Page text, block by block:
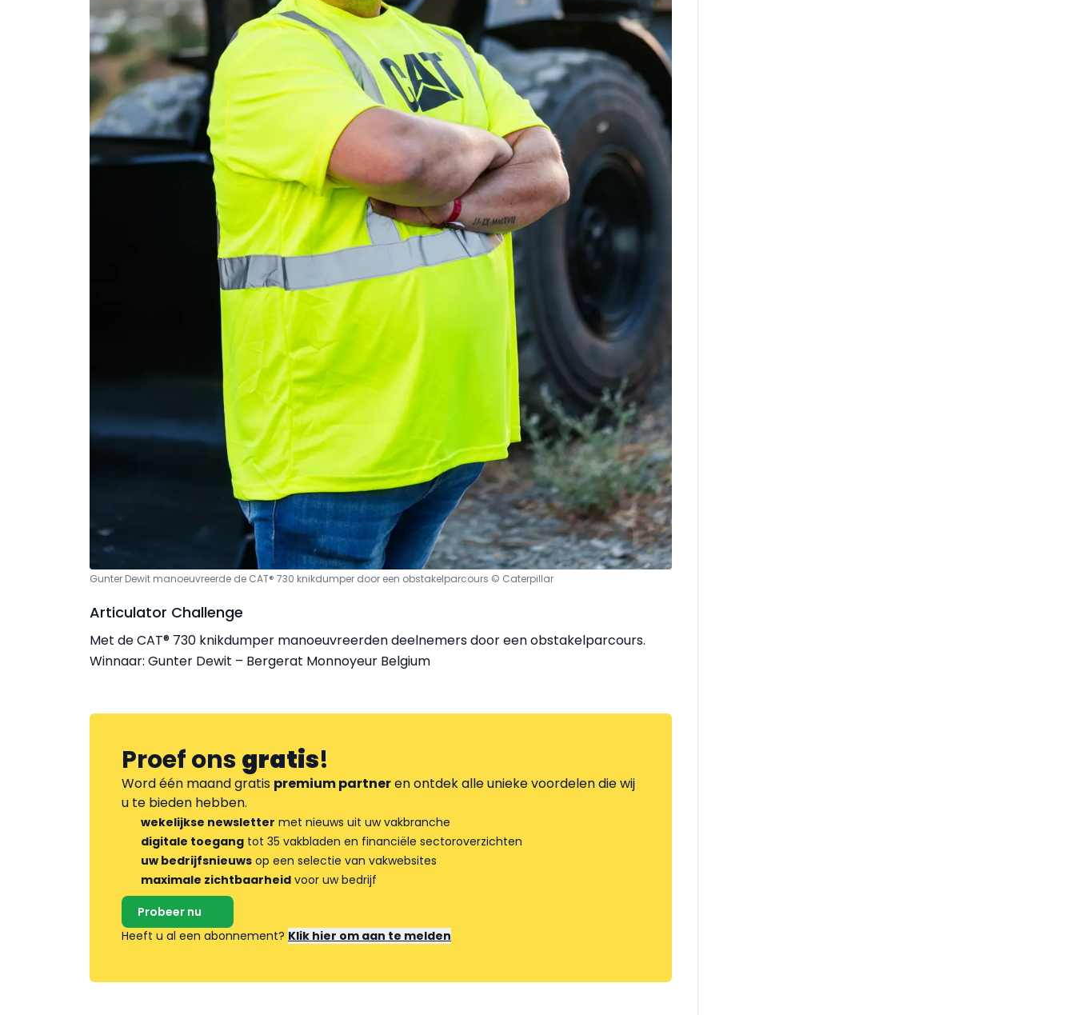
Gunter Dewit manoeuvreerde de CAT® 730 knikdumper door een obstakelparcours © Caterpillar
Articulator Challenge
Met de CAT® 730 knikdumper manoeuvreerden deelnemers door een obstakelparcours.
Winnaar: Gunter Dewit – Bergerat Monnoyeur Belgium
Proef onsgratis!
Word één maand gratis premium partneren ontdek alle unieke voordelen die wij
u te bieden hebben.
wekelijkse newsletter met nieuws uit uw vakbranche
digitale toegang tot 35 vakbladen en financiële sectoroverzichten
uw bedrijfsnieuws op een selectie van vakwebsites
maximale zichtbaarheid voor uw bedrijf
Probeer nu
Heeft u al een abonnement? Klik hier om aan te melden